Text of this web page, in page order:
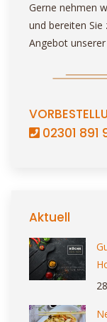
Gerne nehmen
und bereiten Sie
Angebot unserer
02301 891
Aktuell